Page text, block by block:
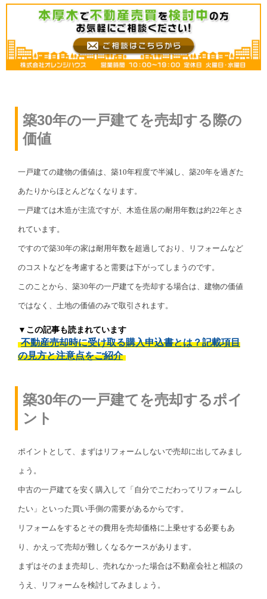
築30年の一戸建てを売却する際の
価値
一戸建ての建物の価値は、築10年程度で半減し、築20年を過ぎた
あたりからほとんどなくなります。
一戸建ては木造が主流ですが、木造住居の耐用年数は約22年とさ
れています。
ですので築30年の家は耐用年数を超過しており、リフォームなど
のコストなどを考慮すると需要は下がってしまうのです。
このことから、築30年の一戸建てを売却する場合は、建物の価値
ではなく、土地の価値のみで取引されます。
▼この記事も読まれています
不動産売却時に受け取る購入申込書とは？記載項目
の見方と注意点をご紹介
築30年の一戸建てを売却するポイ
ント
ポイントとして、まずはリフォームしないで売却に出してみまし
ょう。
中古の一戸建てを安く購入して「自分でこだわってリフォームし
たい」といった買い手側の需要があるからです。
リフォームをするとその費用を売却価格に上乗せする必要もあ
り、かえって売却が難しくなるケースがあります。
まずはそのまま売却し、売れなかった場合は不動産会社と相談の
うえ、リフォームを検討してみましょう。